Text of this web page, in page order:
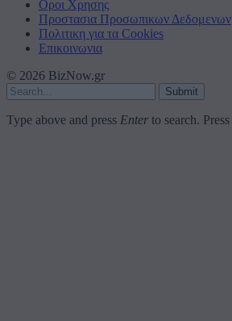
Οροι Χρησης
Προστασια Προσωπικων Δεδομενων
Πολιτικη για τα Cookies
Επικοινωνια
© 2026 BizNow.gr
Submit
Type above and press Enter to search. Press